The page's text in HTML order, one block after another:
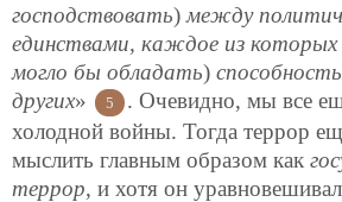
господствовать)между
единствами, каждое из которых
могло бы обладать)
других» 5
. Очевидно, мы все
холодной войны. Тогда террор
мыслить главным образом как
террор, и хотя он